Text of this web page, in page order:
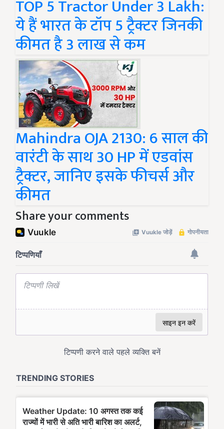
TOP 5 Tractor Under 3 Lakh:
ये हैं भारत के टॉप 5 ट्रैक्टर जिनकी
कीमत है 3 लाख से कम
Mahindra OJA 2130: 6 साल की
वारंटी के साथ 30 HP में एडवांस
ट्रैक्टर, जानिए इसके फीचर्स और
कीमत
Share your comments